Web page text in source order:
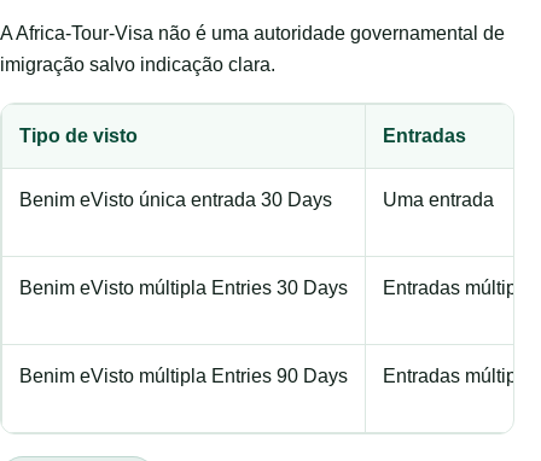
A Africa-Tour-Visa não é uma autoridade governamental de
imigração salvo indicação clara.
Tipo de visto Entradas
Benim eVisto única entrada 30 Days Uma entrada
Benim eVisto múltipla Entries 30 Days Entradas múltiplas
Benim eVisto múltipla Entries 90 Days Entradas múltiplas